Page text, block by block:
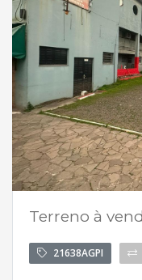
Terreno à
21638AGPI